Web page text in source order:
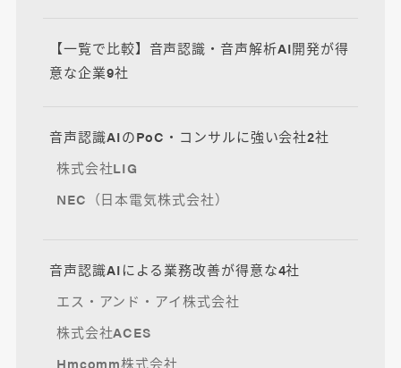
【一覧で比較】音声認識・音声解析AI開発が得
意な企業9社
音声認識AIのPoC・コンサルに強い会社2社
株式会社LIG
NEC（日本電気株式会社）
音声認識AIによる業務改善が得意な4社
エス・アンド・アイ株式会社
株式会社ACES
Hmcomm株式会社